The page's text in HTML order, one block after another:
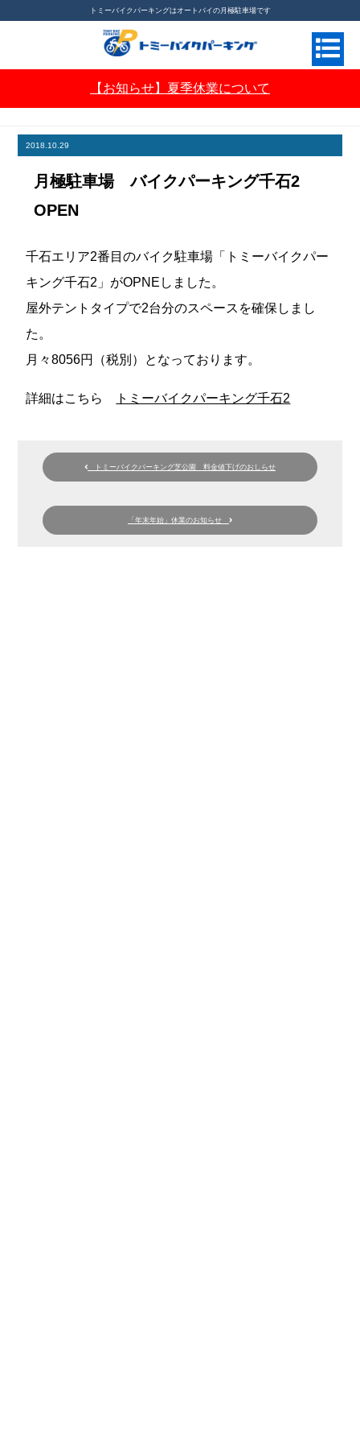
トミーバイクパーキングはオートバイの月極駐車場です
【お知らせ】夏季休業について
月極バイク駐車場ならトミーバイクパーキング>お知らせ>月極駐車場 バイクパーキング千
石2 OPEN
2018.10.29
月極駐車場 バイクパーキング千石2
OPEN
千石エリア2番目のバイク駐車場「トミーバイクパー
キング千石2」がOPNEしました。
屋外テントタイプで2台分のスペースを確保しまし
た。
月々8056円（税別）となっております。
詳細はこちら トミーバイクパーキング千石2
トミーバイクパーキング芝公園 料金値下げのおしらせ
「年末年始」休業のお知らせ